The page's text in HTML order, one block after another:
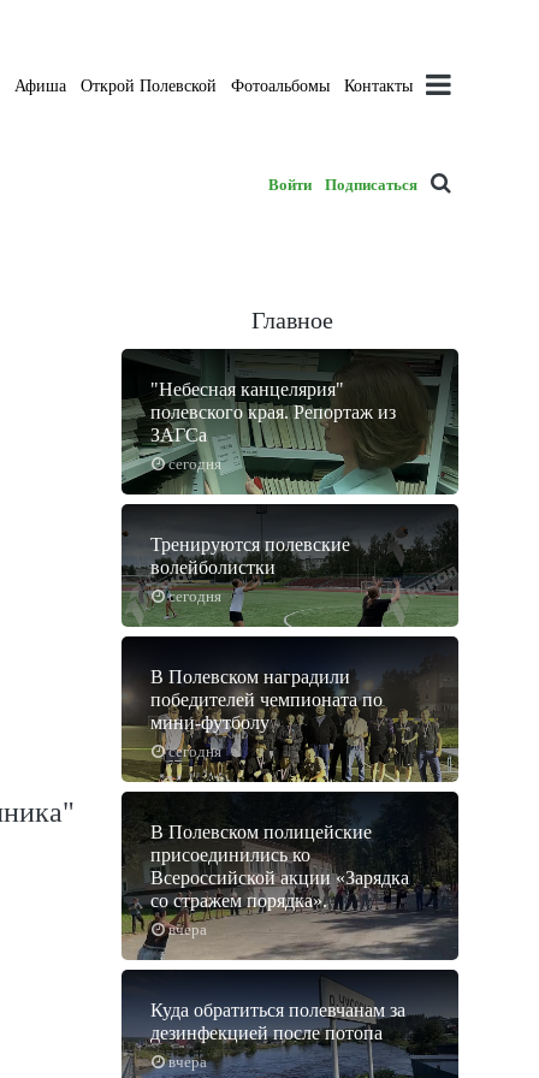
Афиша Открой Полевской Фотоальбомы Контакты
Войти Подписаться
Главное
сегодня
"Небесная канцелярия"
полевского края. Репортаж из
ЗАГСа
сегодня
Тренируются полевские
волейболистки
сегодня
В Полевском наградили
победителей чемпионата по
мини-футболу
вчера
В Полевском полицейские
присоединились ко
Всероссийской акции «Зарядка
со стражем порядка».
вчера
Куда обратиться полевчанам за
дезинфекцией после потопа